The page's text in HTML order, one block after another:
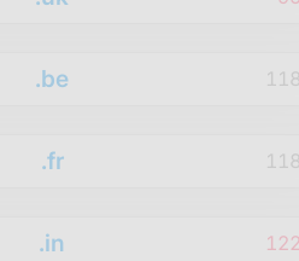
.be
.fr
.in